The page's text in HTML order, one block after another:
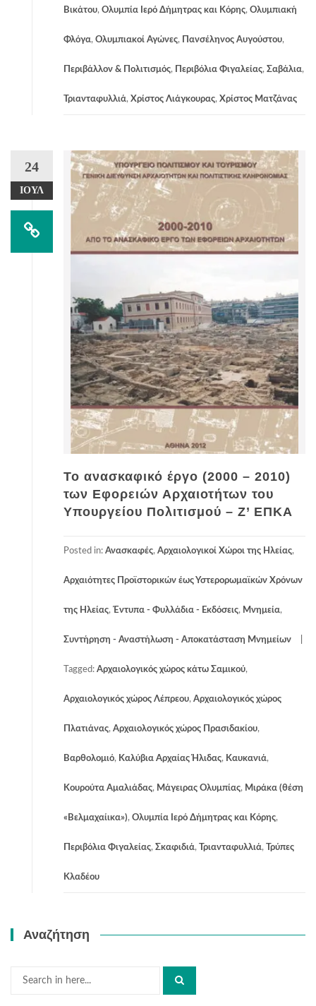
Βικάτου, Ολυμπία Ιερό Δήμητρας και Κόρης, Ολυμπιακή
Φλόγα, Ολυμπιακοί Αγώνες, Πανσέληνος Αυγούστου,
Περιβάλλον & Πολιτισμός, Περιβόλια Φιγαλείας, Σαβάλια,
Τριανταφυλλιά, Χρίστος Λιάγκουρας, Χρίστος Ματζάνας
24
ΙΟΎΛ
Το ανασκαφικό έργο (2000 – 2010)
των Εφορειών Αρχαιοτήτων του
Υπουργείου Πολιτισμού – Z’ ΕΠΚΑ
Posted in: Ανασκαφές, Αρχαιολογικοί Χώροι της Ηλείας,
Αρχαιότητες Προϊστορικών έως Υστερορωμαϊκών Χρόνων
της Ηλείας, Έντυπα - Φυλλάδια - Εκδόσεις, Μνημεία,
Συντήρηση - Αναστήλωση - Αποκατάσταση Μνημείων
Tagged: Αρχαιολογικός χώρος κάτω Σαμικού,
Αρχαιολογικός χώρος Λέπρεου, Αρχαιολογικός χώρος
Πλατιάνας, Αρχαιολογικός χώρος Πρασιδακίου,
Βαρθολομιό, Καλύβια Αρχαίας Ήλιδας, Καυκανιά,
Κουρούτα Αμαλιάδας, Μάγειρας Ολυμπίας, Μιράκα (θέση
«Βελμαχαίικα»), Ολυμπία Ιερό Δήμητρας και Κόρης,
Περιβόλια Φιγαλείας, Σκαφιδιά, Τριανταφυλλιά, Τρύπες
Κλαδέου
Αναζήτηση
Search